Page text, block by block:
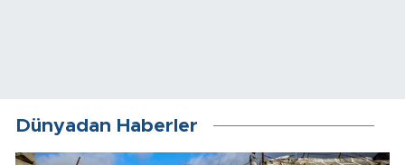
Dünyadan Haberler